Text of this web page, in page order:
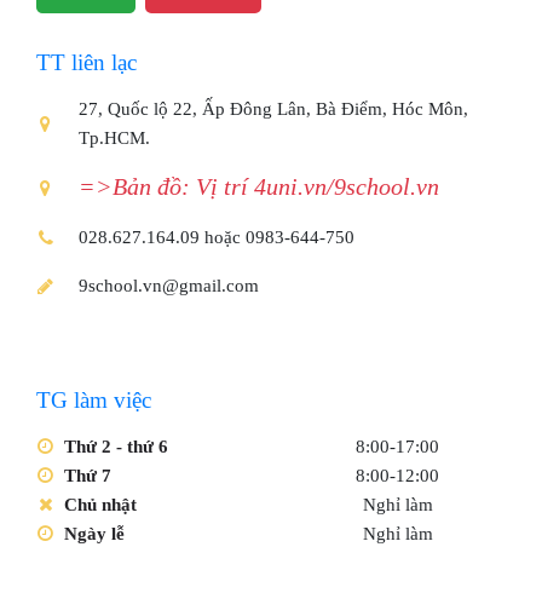
TT liên lạc
27, Quốc lộ 22, Ấp Đông Lân, Bà Điểm, Hóc Môn,
Tp.HCM.
=>Bản đồ: Vị trí 4uni.vn/9school.vn
028.627.164.09 hoặc 0983-644-750
9school.vn@gmail.com
TG làm việc
Thứ 2 - thứ 6
8:00-17:00
Thứ 7
8:00-12:00
Chủ nhật
Nghỉ làm
Ngày lễ
Nghỉ làm